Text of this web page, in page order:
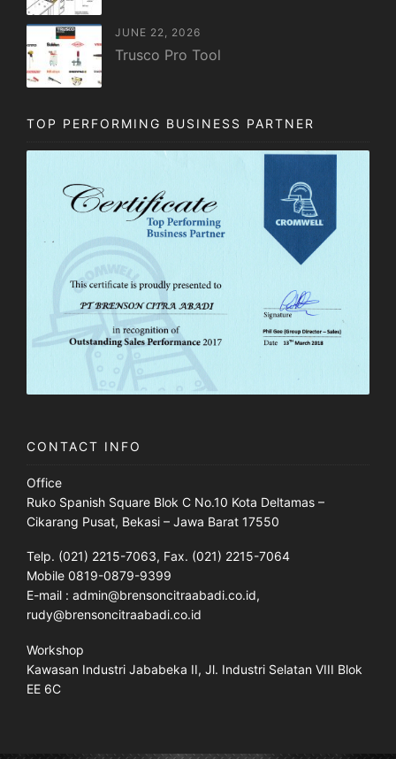
JUNE 22, 2026
Trusco Pro Tool
TOP PERFORMING BUSINESS PARTNER
CONTACT INFO
Office
Ruko Spanish Square Blok C No.10 Kota Deltamas –
Cikarang Pusat, Bekasi – Jawa Barat 17550
Telp. (021) 2215-7063, Fax. (021) 2215-7064
Mobile 0819-0879-9399
E-mail : admin@brensoncitraabadi.co.id,
rudy@brensoncitraabadi.co.id
Workshop
Kawasan Industri Jababeka II, Jl. Industri Selatan VIII Blok
EE 6C